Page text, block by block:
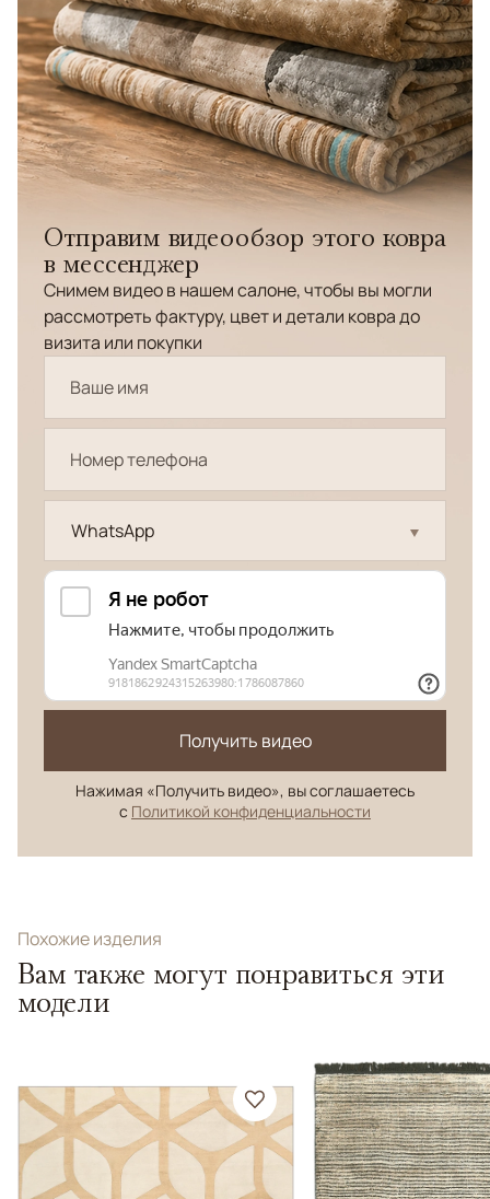
Отправим видеообзор этого ковра
в мессенджер
Снимем видео в нашем салоне, чтобы вы могли
рассмотреть фактуру, цвет и детали ковра до
визита или покупки
WhatsApp
Получить видео
Нажимая «Получить видео», вы соглашаетесь
с Политикой конфиденциальности
Похожие изделия
Вам также могут понравиться эти
модели